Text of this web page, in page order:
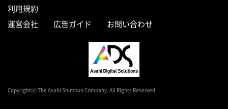
利用規約
運営会社
広告ガイド お問い合わせ
Copyright(c) The Asahi Shimbun Company. All Rights Reserved.